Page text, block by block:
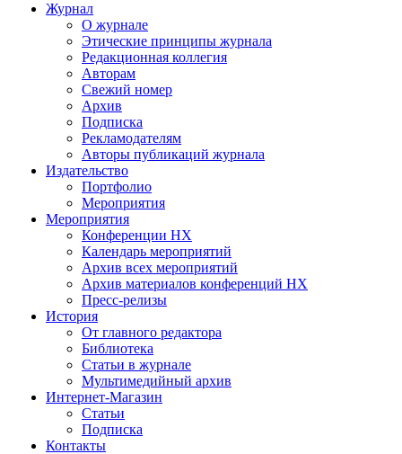
Журнал
О журнале
Этические принципы журнала
Редакционная коллегия
Авторам
Свежий номер
Архив
Подписка
Рекламодателям
Авторы публикаций журнала
Издательство
Портфолио
Мероприятия
Мероприятия
Конференции НХ
Календарь мероприятий
Архив всех мероприятий
Архив материалов конференций НХ
Пресс-релизы
История
От главного редактора
Библиотека
Статьи в журнале
Мультимедийный архив
Интернет-Магазин
Статьи
Подписка
Контакты